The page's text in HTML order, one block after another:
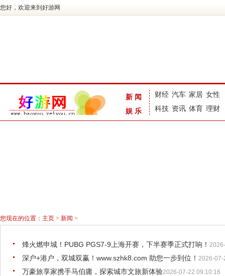
您好，欢迎来到好游网
新闻
娱乐
财经 汽车 家居 女性
科技 资讯 体育 理财
您现在的位置： 主页 > 新闻 >
烽火燃申城！PUBG PGS7-9上海开赛，下半赛季正式打响！
深户+港户，双城双赢！www.szhk8.com 助您一步到位！ 2026-07-
万豪旅享家携手马伯庸，探索城市文旅新体验2026-07-22 09:10:16